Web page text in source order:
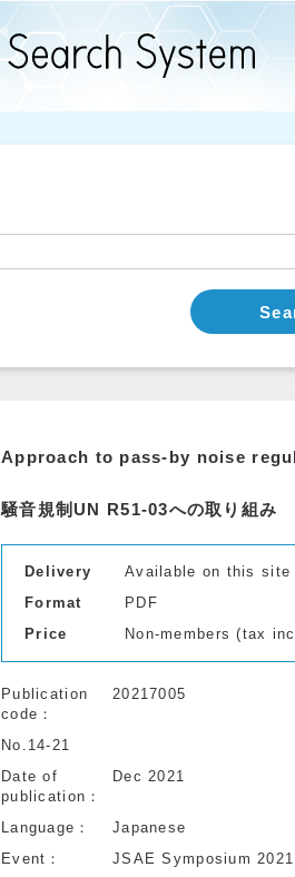
Approach to pass-by noise
騒音規制UN R51-03への取り組み
Delivery
Available on this site
Format
PDF
Price
Non-members (tax
Publication
code
20217005
No.14-21
Date of
publication
Dec 2021
Language
Japanese
Event
JSAE Symposium 2021